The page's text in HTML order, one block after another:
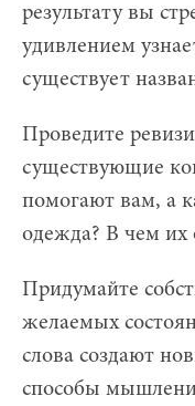
результату вы
удивлением
существует
Проведите
существующие
помогают вам, а
одежда? В чем их
Придумайте
желаемых
слова создают
способы